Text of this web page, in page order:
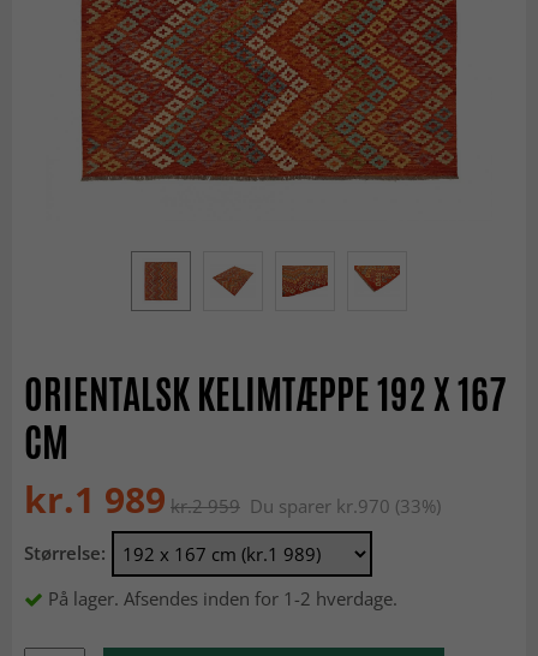
ORIENTALSK KELIMTÆPPE 192 X 167
CM
kr.1 989 kr.2 959 Du sparer kr.970 (33%)
Størrelse:
På lager. Afsendes inden for 1-2 hverdage.